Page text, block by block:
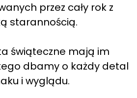
przez cały rok z
starannością.
świąteczne mają im
dbamy o każdy detal
i wyglądu.